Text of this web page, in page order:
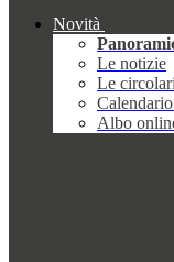
Novità
Le notizie
Le circolari
Albo